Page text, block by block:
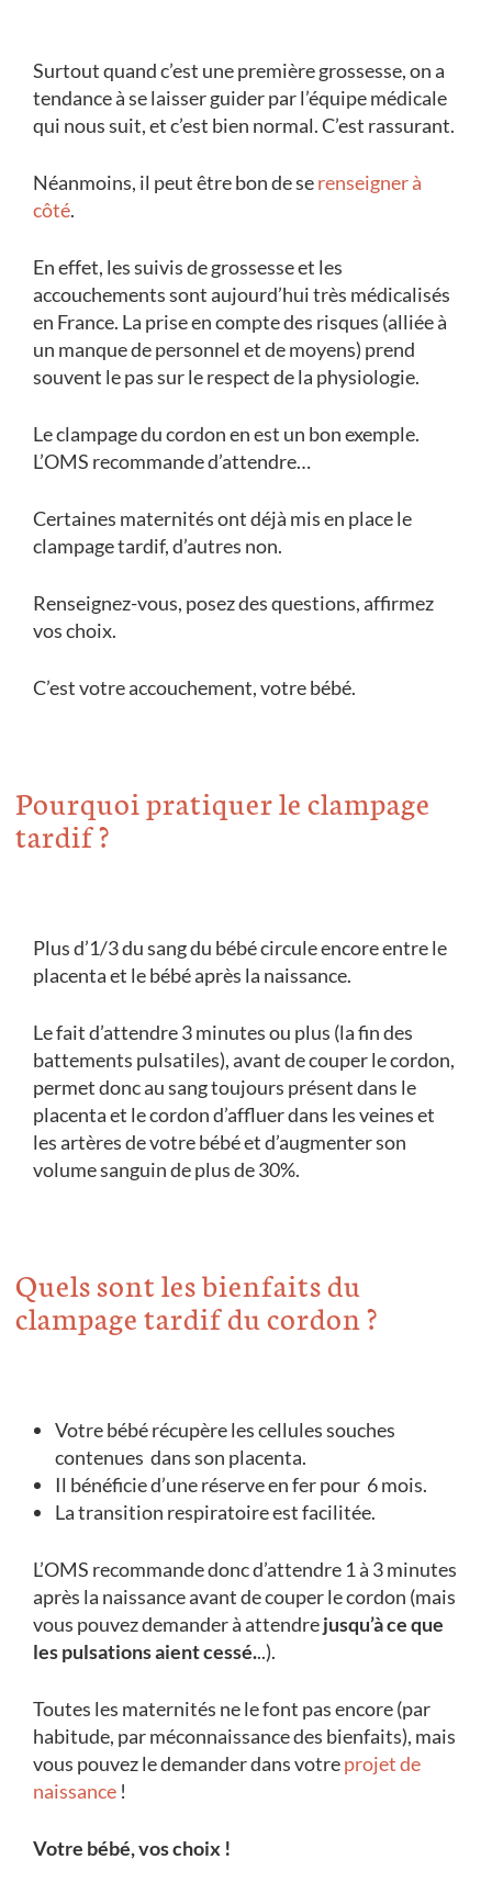
Surtout quand c’est une première grossesse, on a
tendance à se laisser guider par l’équipe médicale
qui nous suit, et c’est bien normal. C’est rassurant.
Néanmoins, il peut être bon de serenseigner à
côté.
En effet, les suivis de grossesse et les
accouchements sont aujourd’hui très médicalisés
en France. La prise en compte des risques (alliée à
un manque de personnel et de moyens) prend
souvent le pas sur le respect de la physiologie.
Le clampage du cordon en est un bon exemple.
L’OMS recommande d’attendre…
Certaines maternités ont déjà mis en place le
clampage tardif, d’autres non.
Renseignez-vous, posez des questions, affirmez
vos choix.
C’est votre accouchement, votre bébé.
Pourquoi pratiquer le clampage
tardif ?
Plus d’1/3 du sang du bébécircule encore entre le
placenta et le bébé après la naissance.
Le fait d’attendre 3 minutes ou plus (la fin des
battements pulsatiles), avant de couper le cordon,
permet donc au sang toujours présent dans le
placenta et le cordon d’affluer dans les veines et
les artères de votre bébé et d’augmenter son
volume sanguin de plus de 30%.
Quels sont les bienfaits du
clampage tardif du cordon ?
Votre bébé récupère les cellules souches
contenues dans son placenta.
Il bénéficie d’une réserve en fer pour 6 mois.
La transition respiratoire est facilitée.
L’OMS recommande donc d’attendre 1 à 3 minutes
après la naissance avant de couper le cordon (mais
vous pouvez demander à attendrejusqu’à ce que
les pulsations aient cessé...).
Toutes les maternités ne le font pas encore (par
habitude, par méconnaissance des bienfaits), mais
vous pouvez le demander dans votreprojet de
naissance !
Votre bébé, vos choix !